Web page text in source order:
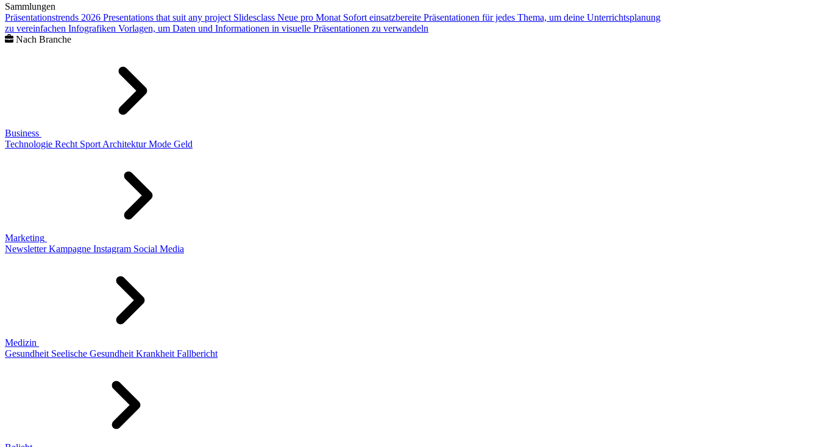
Sammlungen
Präsentationstrends 2026 Presentations that suit any project Slidesclass Neue pro Monat Sofort einsatzbereite Präsentationen für jedes Thema, um deine Unterrichtsplanung
zu vereinfachen Infografiken Vorlagen, um Daten und Informationen in visuelle Präsentationen zu verwandeln
Nach Branche
Business
Technologie Recht Sport Architektur Mode Geld
Marketing
Newsletter Kampagne Instagram Social Media
Medizin
Gesundheit Seelische Gesundheit Krankheit Fallbericht